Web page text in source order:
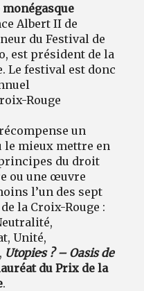
Albert II de
du Festival de
est président de la
Le festival est donc
Rouge
un
le mieux mettre en
du droit
ou une œuvre
l’un des sept
la Croix-Rouge :
Unité,
Utopie·s ? – Oasis de
du Prix de la
.